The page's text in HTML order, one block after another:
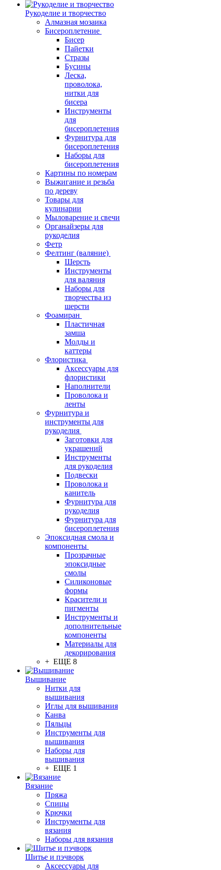
Рукоделие и творчество
Алмазная мозаика
Бисероплетение
Бисер
Пайетки
Стразы
Бусины
Леска,
проволока,
нитки для
бисера
Инструменты
для
бисероплетения
Фурнитура для
бисероплетения
Наборы для
бисероплетения
Картины по номерам
Выжигание и резьба
по дереву
Товары для
кулинарии
Мыловарение и свечи
Органайзеры для
рукоделия
Фетр
Фелтинг (валяние)
Шерсть
Инструменты
для валяния
Наборы для
творчества из
шерсти
Фоамиран
Пластичная
замша
Молды и
каттеры
Флористика
Аксессуары для
флористики
Наполнители
Проволока и
ленты
Фурнитура и
инструменты для
рукоделия
Заготовки для
украшений
Инструменты
для рукоделия
Подвески
Проволока и
канитель
Фурнитура для
рукоделия
Фурнитура для
бисероплетения
Эпоксидная смола и
компоненты
Прозрачные
эпоксидные
смолы
Силиконовые
формы
Красители и
пигменты
Инструменты и
дополнительные
компоненты
Материалы для
декорирования
+ ЕЩЕ 8
Вышивание
Нитки для
вышивания
Иглы для вышивания
Канва
Пяльцы
Инструменты для
вышивания
Наборы для
вышивания
+ ЕЩЕ 1
Вязание
Пряжа
Спицы
Крючки
Инструменты для
вязания
Наборы для вязания
Шитье и пэчворк
Аксессуары для